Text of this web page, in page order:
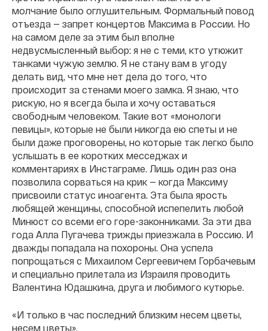
молчание было оглушительным. Формальный повод
отъезда — запрет концертов Максима в России. Но
на самом деле за этим был вполне
недвусмысленный выбор: я не с теми, кто утюжит
танками чужую землю. Я не стану вам в угоду
делать вид, что мне нет дела до того, что
происходит за стенами моего замка. Я знаю, что
рискую, но я всегда была и хочу оставаться
свободным человеком. Такие вот «монологи
певицы», которые не были никогда ею спеты и не
были даже проговорены, но которые так легко было
услышать в ее коротких месседжах и
комментариях в Инстаграме. Лишь один раз она
позволила сорваться на крик — когда Максиму
присвоили статус иноагента. Эта была ярость
любящей женщины, способной испепелить любой
Минюст со всеми его горе-законниками. За эти два
года Алла Пугачева трижды приезжала в Россию. И
дважды попадала на похороны. Она успела
попрощаться с Михаилом Сергеевичем Горбачевым
и специально прилетала из Израиля проводить
Валентина Юдашкина, друга и любимого кутюрье.
«И только в час последний близким несем цветы,
несем цветы».